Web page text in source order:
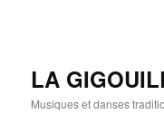
LA
Musiques et danses